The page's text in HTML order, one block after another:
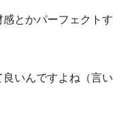
とかパーフェクトす
いんですよね（言い